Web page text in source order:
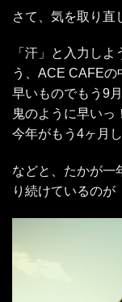
さて、気を取り直
「汗」と入力し
う、ACE CAFEの
早いものでもう9
鬼のように早いっ！
今年がもう4ヶ月
などと、たかが一
り続けているのが